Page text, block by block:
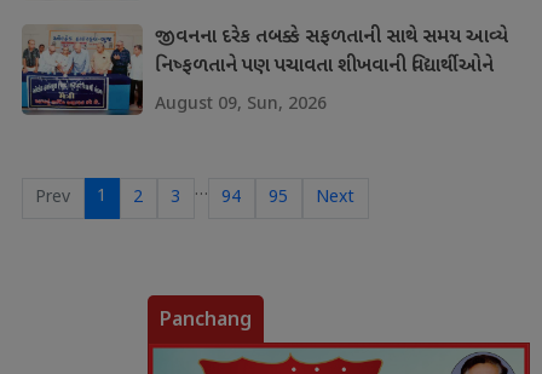
જીવનના દરેક તબક્કે સફળતાની સાથે સમય આવ્યે
નિષ્ફળતાને પણ પચાવતા શીખવાની વિદ્યાર્થીઓને
શીખ
August 09, Sun, 2026
Prev 1 2 3 … 94 95 Next
Panchang